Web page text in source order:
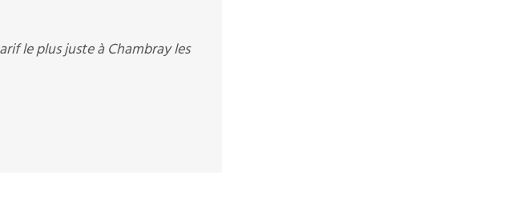
le plus juste à Chambray les